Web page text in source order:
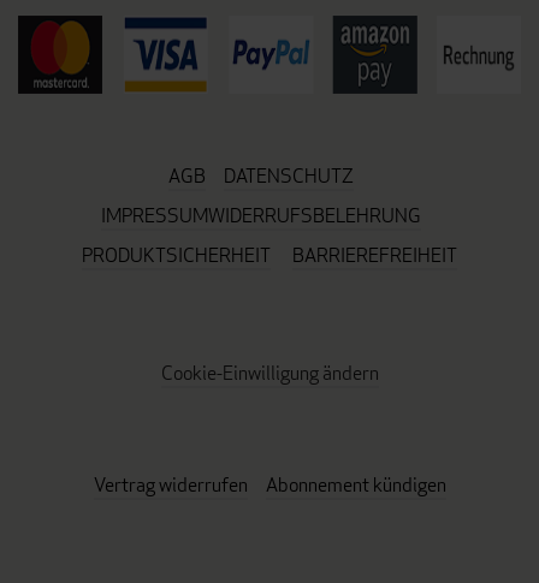
AGB
DATENSCHUTZ
IMPRESSUMWIDERRUFSBELEHRUNG
PRODUKTSICHERHEIT
BARRIEREFREIHEIT
Cookie-Einwilligung ändern
Vertrag widerrufen Abonnement kündigen